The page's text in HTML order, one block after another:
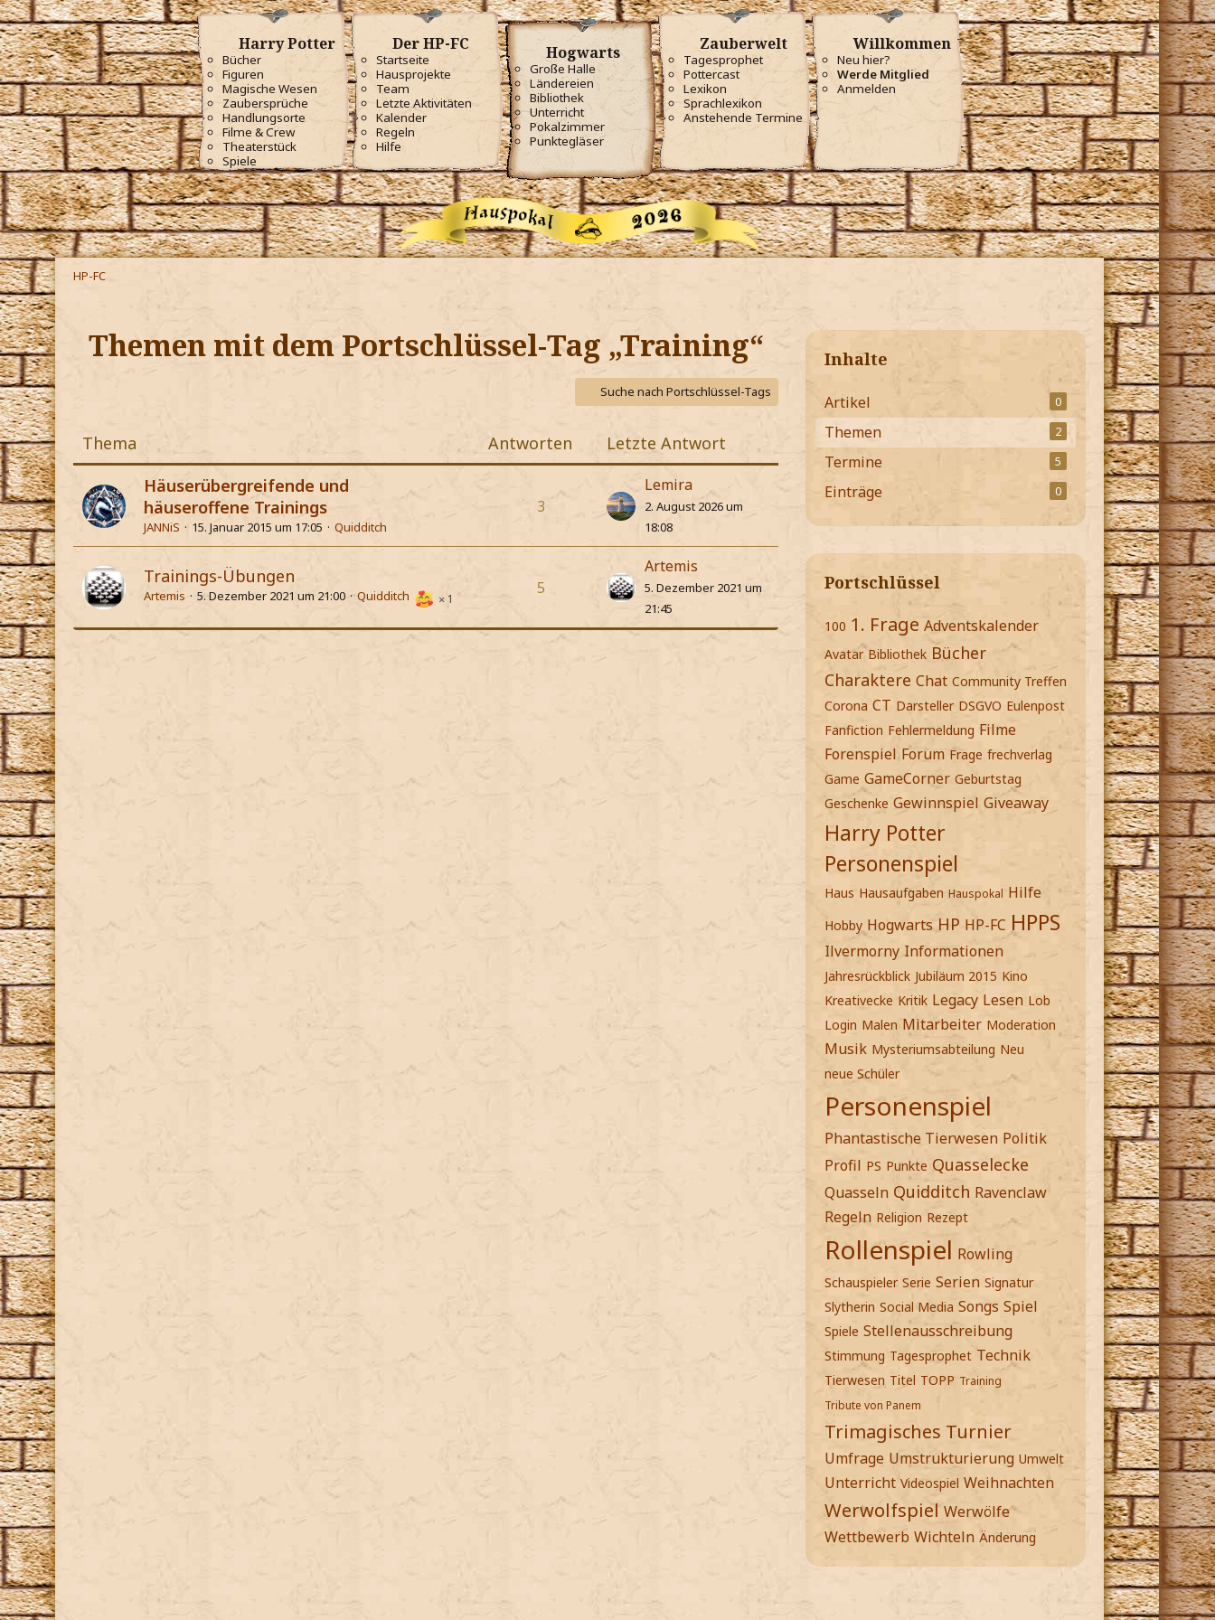
Harry Potter
Bücher
Figuren
Magische Wesen
Zaubersprüche
Handlungsorte
Filme & Crew
Theaterstück
Spiele
Der HP-FC
Startseite
Hausprojekte
Team
Letzte Aktivitäten
Kalender
Regeln
Hilfe
Hogwarts
Große Halle
Ländereien
Bibliothek
Unterricht
Pokalzimmer
Punktegläser
Zauberwelt
Tagesprophet
Pottercast
Lexikon
Sprachlexikon
Anstehende Termine
Willkommen
Neu hier?
Werde Mitglied
Anmelden
HP-FC
Themen mit dem Portschlüssel-Tag „Training“
Suche nach Portschlüssel-Tags
Thema Antworten
Letzte Antwort
Häuserübergreifende und
häuseroffene Trainings
JANNiS 15. Januar 2015 um 17:05 Quidditch
3
Lemira
2. August 2026 um
18:08
Trainings-Übungen
1
Artemis 5. Dezember 2021 um 21:00 Quidditch 5
Artemis
5. Dezember 2021 um
21:45
Inhalte
Artikel 0
Themen 2
Termine 5
Einträge 0
Portschlüssel
100 1. Frage Adventskalender
Avatar Bibliothek Bücher
Charaktere Chat Community Treffen
Corona CT Darsteller DSGVO Eulenpost
Fanfiction Fehlermeldung Filme
Forenspiel Forum Frage frechverlag
Game GameCorner Geburtstag
Geschenke Gewinnspiel Giveaway
Harry Potter
Personenspiel
Haus Hausaufgaben Hauspokal Hilfe
Hobby Hogwarts HP HP-FC HPPS
Ilvermorny Informationen
Jahresrückblick Jubiläum 2015 Kino
Kreativecke Kritik Legacy Lesen Lob
Login Malen Mitarbeiter Moderation
Musik Mysteriumsabteilung Neu
neue Schüler
Personenspiel
Phantastische Tierwesen Politik
Profil PS Punkte Quasselecke
Quasseln Quidditch Ravenclaw
Regeln Religion Rezept
Rollenspiel Rowling
Schauspieler Serie Serien Signatur
Slytherin Social Media Songs Spiel
Spiele Stellenausschreibung
Stimmung Tagesprophet Technik
Tierwesen Titel TOPP Training
Tribute von Panem
Trimagisches Turnier
Umfrage Umstrukturierung Umwelt
Unterricht Videospiel Weihnachten
Werwolfspiel Werwölfe
Wettbewerb Wichteln Änderung